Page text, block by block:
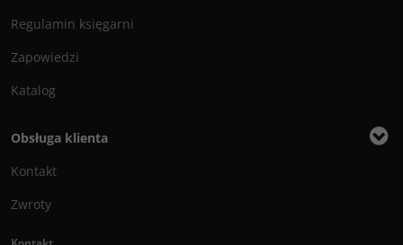
Regulamin księgarni
Zapowiedzi
Katalog
Obsługa klienta
Kontakt
Zwroty